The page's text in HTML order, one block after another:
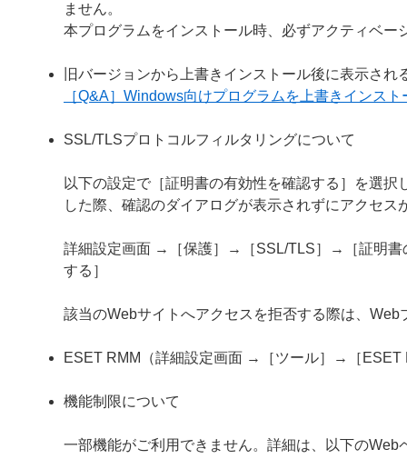
ません。
本プログラムをインストール時、必ずアクティベ
旧バージョンから上書きインストール後に表示され
［Q&A］Windows向けプログラムを上書きインス
SSL/TLSプロトコルフィルタリングについて
以下の設定で［証明書の有効性を確認する］を選
した際、確認のダイアログが表示されずにアクセス
詳細設定画面 →［保護］→［SSL/TLS］→［証明書
する］
該当のWebサイトへアクセスを拒否する際は、
ESET RMM（詳細設定画面 →［ツール］→［ESET
機能制限について
一部機能がご利用できません。詳細は、以下の